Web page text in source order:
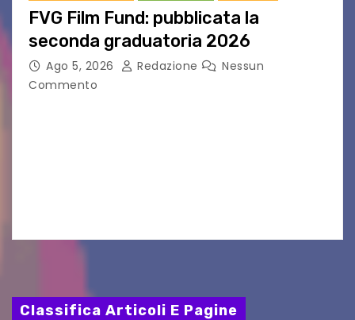
FVG Film Fund: pubblicata la
seconda graduatoria 2026
Ago 5, 2026 Redazione
Nessun
Commento
Classifica Articoli E Pagine